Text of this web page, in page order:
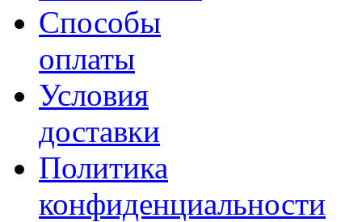
Способы
оплаты
Условия
доставки
Политика
конфиденциальности